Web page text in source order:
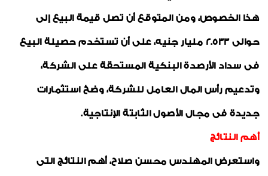
هذا الخصوص، ومن المتوقع أن تصل قيمة البيع إلى
حوالى 2.533 مليار جنيه، على أن تستخدم حصيلة البيع
فى سداد الأرصدة البنكية المستحقة على الشركة،
وتدعيم رأس المال العامل للشركة، وضخ استثمارات
جديدة فى مجال الأصول الثابتة الإنتاجية.
أهم النتائج
واستعرض المهندس محسن صلاح، أهم النتائج التى